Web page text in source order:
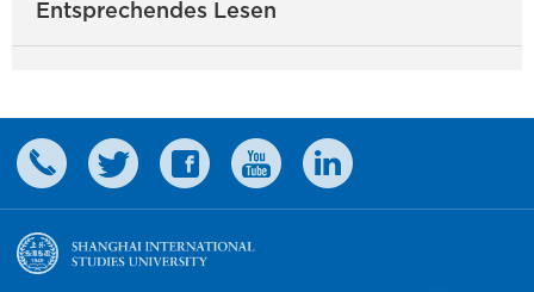
Entsprechendes Lesen